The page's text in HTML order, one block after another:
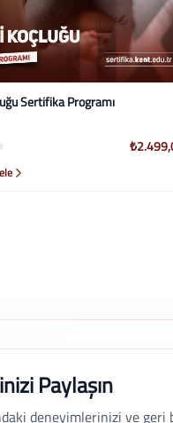
Yazılım Eğitim Programı
Paylaşın
deneyimlerinizi ve